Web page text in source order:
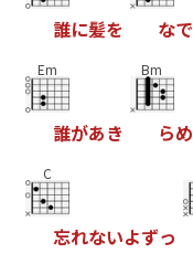
誰に髪を なで
Em
誰があき
Bm
らめ
C
忘れないよずっ